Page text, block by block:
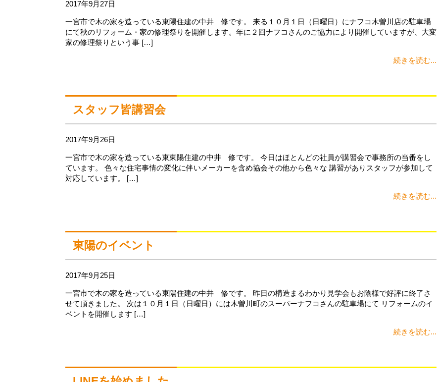
2017年9月27日
一宮市で木の家を造っている東陽住建の中井 修です。 来る１０月１日（日曜日）にナフコ木曽川店の駐車場
にて秋のリフォーム・家の修理祭りを開催します。年に２回ナフコさんのご協力により開催していますが、大変
家の修理祭りという事 […]
続きを読む...
スタッフ皆講習会
2017年9月26日
一宮市で木の家を造っている東東陽住建の中井 修です。 今日はほとんどの社員が講習会で事務所の当番をし
ています。 色々な住宅事情の変化に伴いメーカーを含め協会その他から色々な 講習がありスタッフが参加して
対応しています。 […]
続きを読む...
東陽のイベント
2017年9月25日
一宮市で木の家を造っている東陽住建の中井 修です。 昨日の構造まるわかり見学会もお陰様で好評に終了さ
せて頂きました。 次は１０月１日（日曜日）には木曽川町のスーパーナフコさんの駐車場にて リフォームのイ
ベントを開催します […]
続きを読む...